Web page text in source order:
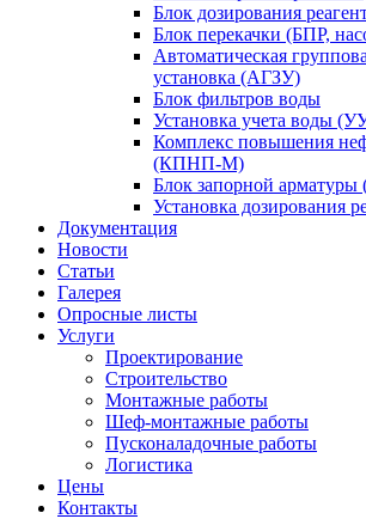
Блок дозирования
Блок перекачки (БПР,
Автоматическая
установка (АГЗУ)
Блок фильтров воды
Установка учета воды
Комплекс повышения
(КПНП-М)
Блок запорной
Установка дозирования
Документация
Новости
Статьи
Галерея
Опросные листы
Услуги
Проектирование
Строительство
Монтажные работы
Шеф-монтажные работы
Пусконаладочные работы
Логистика
Цены
Контакты